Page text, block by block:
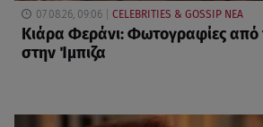
07.08.26, 09:06 CELEBRITIES & GOSSIP ΝΕΑ
Κιάρα Φεράνι: Φωτογραφίες από
στην Ίμπιζα